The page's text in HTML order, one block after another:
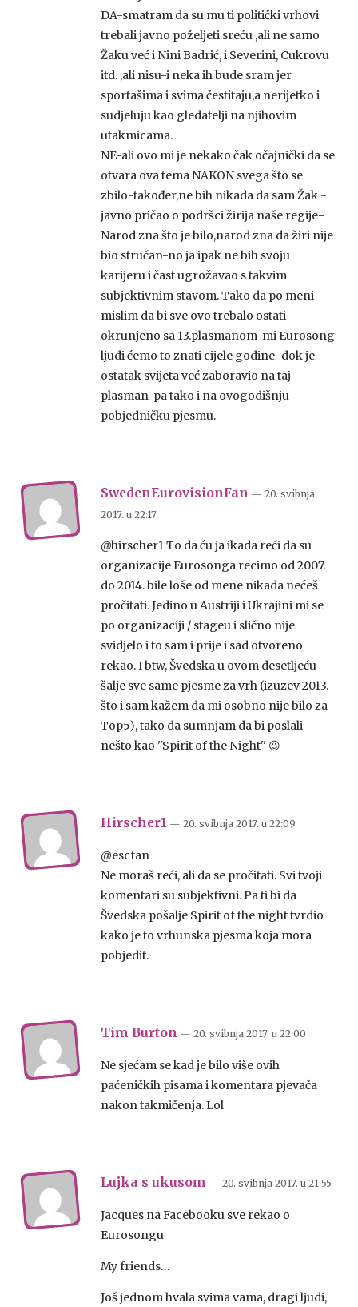
DA-smatram da su mu ti politički vrhovi
trebali javno poželjeti sreću ,ali ne samo
Žaku već i Nini Badrić, i Severini, Cukrovu
itd. ,ali nisu-i neka ih bude sram jer
sportašima i svima čestitaju,a nerijetko i
sudjeluju kao gledatelji na njihovim
utakmicama.
NE-ali ovo mi je nekako čak očajnički da se
otvara ova tema NAKON svega što se
zbilo-također,ne bih nikada da sam Žak -
javno pričao o podršci žirija naše regije-
Narod zna što je bilo,narod zna da žiri nije
bio stručan-no ja ipak ne bih svoju
karijeru i čast ugrožavao s takvim
subjektivnim stavom. Tako da po meni
mislim da bi sve ovo trebalo ostati
okrunjeno sa 13.plasmanom-mi Eurosong
ljudi ćemo to znati cijele godine-dok je
ostatak svijeta već zaboravio na taj
plasman-pa tako i na ovogodišnju
pobjedničku pjesmu.
SwedenEurovisionFan — 20. svibnja
2017. u 22:17
@hirscher1 To da ću ja ikada reći da su
organizacije Eurosonga recimo od 2007.
do 2014. bile loše od mene nikada nećeš
pročitati. Jedino u Austriji i Ukrajini mi se
po organizaciji / stageu i slično nije
svidjelo i to sam i prije i sad otvoreno
rekao. I btw, Švedska u ovom desetljeću
šalje sve same pjesme za vrh (izuzev 2013.
što i sam kažem da mi osobno nije bilo za
Top5), tako da sumnjam da bi poslali
nešto kao ''Spirit of the Night'' 😉
Hirscher1 — 20. svibnja 2017. u 22:09
@escfan
Ne moraš reći, ali da se pročitati. Svi tvoji
komentari su subjektivni. Pa ti bi da
Švedska pošalje Spirit of the night tvrdio
kako je to vrhunska pjesma koja mora
pobjedit.
Tim Burton — 20. svibnja 2017. u 22:00
Ne sjećam se kad je bilo više ovih
paćeničkih pisama i komentara pjevača
nakon takmičenja. Lol
Lujka s ukusom — 20. svibnja 2017. u 21:55
Jacques na Facebooku sve rekao o
Eurosongu
My friends…
Još jednom hvala svima vama, dragi ljudi,